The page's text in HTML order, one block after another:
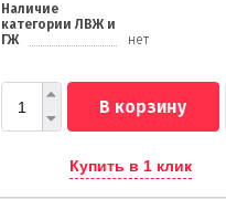
Наличие
категории ЛВЖ и
ГЖ
нет
В корзину
Купить в 1 клик